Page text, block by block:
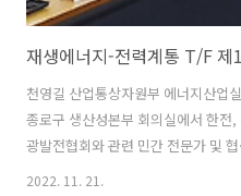
재생에너지-전력계통 T/F 제
천영길 산업통상자원부 에너지산업
종로구 생산성본부 회의실에서 한
광발전협회와 관련 민간 전문가 및
운데 열린 「재생에너지-전력계통 T/
2022. 11. 21.